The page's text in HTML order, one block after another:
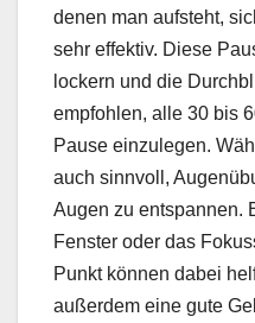
denen man aufsteht,
sehr effektiv. Diese
lockern und die
empfohlen, alle 30 bis
Pause einzulegen.
auch sinnvoll,
Augen zu entspannen.
Fenster oder das
Punkt können dabei
außerdem eine gute